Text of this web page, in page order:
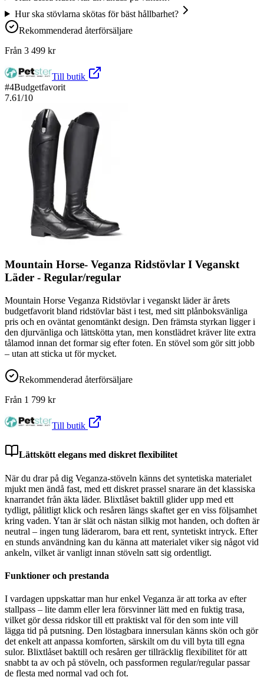
Hur ska stövlarna skötas för bäst hållbarhet?
Rekommenderad återförsäljare
Från 3 499 kr
Till butik
#4Budgetfavorit
7.61/10
Mountain Horse- Veganza Ridstövlar I Veganskt
Läder - Regular/regular
Mountain Horse Veganza Ridstövlar i veganskt läder är årets
budgetfavorit bland ridstövlar bäst i test, med sitt plånboksvänliga
pris och en oväntat genomtänkt design. Den främsta styrkan ligger i
den djurvänliga och lättskötta ytan, men konstlädret kräver lite extra
tålamod innan det formar sig efter foten. En stövel som gör sitt jobb
– utan att sticka ut för mycket.
Rekommenderad återförsäljare
Från 1 799 kr
Till butik
Lättskött elegans med diskret flexibilitet
När du drar på dig Veganza-stöveln känns det syntetiska materialet
mjukt men ändå fast, med ett diskret prassel snarare än det klassiska
knarrandet från äkta läder. Blixtlåset baktill glider upp med ett
tydligt, pålitligt klick och resåren längs skaftet ger en viss följsamhet
kring vaden. Ytan är slät och nästan silkig mot handen, och doften är
neutral – ingen tung läderarom, bara ett rent, syntetiskt intryck. Efter
en stunds användning kan du känna att materialet viker sig något vid
ankeln, vilket är vanligt innan stöveln satt sig ordentligt.
Funktioner och prestanda
I vardagen uppskattar man hur enkel Veganza är att torka av efter
stallpass – lite damm eller lera försvinner lätt med en fuktig trasa,
vilket gör dessa ridskor till ett praktiskt val för den som inte vill
lägga tid på putsning. Den löstagbara innersulan känns skön och gör
det enkelt att anpassa komforten, särskilt om du vill byta till egna
sulor. Blixtlåset baktill och resåren ger tillräcklig flexibilitet för att
snabbt ta av och på stöveln, och passformen regular/regular passar
de flesta med normal vad och fot.